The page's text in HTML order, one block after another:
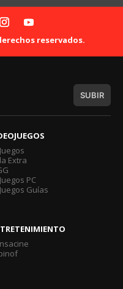
reservados.
SUBIR
Extra
PC
Guías